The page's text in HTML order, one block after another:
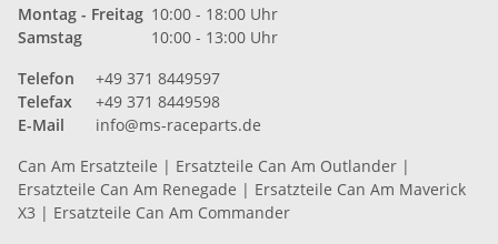
Montag - Freitag 10:00 - 18:00 Uhr
Samstag
10:00 - 13:00 Uhr
Telefon
+49 371 8449597
Telefax
+49 371 8449598
E-Mail
info@ms-raceparts.de
Can Am Ersatzteile | Ersatzteile Can Am Outlander |
Ersatzteile Can Am Renegade | Ersatzteile Can Am Maverick
X3 | Ersatzteile Can Am Commander